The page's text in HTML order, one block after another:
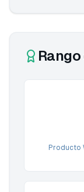
Producto